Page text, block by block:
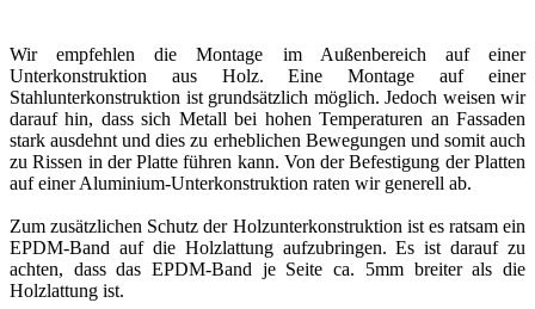
Wir empfehlen die Montage im Außenbereich auf einer
Unterkonstruktion aus Holz. Eine Montage auf einer
Stahlunterkonstruktion ist grundsätzlich möglich. Jedoch weisen wir
darauf hin, dass sich Metall bei hohen Temperaturen an Fassaden
stark ausdehnt und dies zu erheblichen Bewegungen und somit auch
zu Rissen in der Platte führen kann. Von der Befestigung der Platten
auf einer Aluminium-Unterkonstruktion raten wir generell ab.
Zum zusätzlichen Schutz der Holzunterkonstruktion ist es ratsam ein
EPDM-Band auf die Holzlattung aufzubringen. Es ist darauf zu
achten, dass das EPDM-Band je Seite ca. 5mm breiter als die
Holzlattung ist.